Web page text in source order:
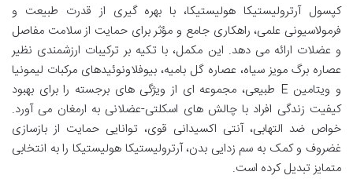
کپسول آرترولیستیکا هولیستیکا، با بهره گیری از قدرت طبیعت و
فرمولاسیونی علمی، راهکاری جامع و مؤثر برای حمایت از سلامت مفاصل
و عضلات ارائه می دهد. این مکمل، با تکیه بر ترکیبات ارزشمندی نظیر
عصاره برگ مویز سیاه، عصاره گل بامیه، بیوفلاونوئیدهای مرکبات لیمونیا
و ویتامین E طبیعی، مجموعه ای از ویژگی های برجسته را برای بهبود
کیفیت زندگی افراد با چالش های اسکلتی-عضلانی به ارمغان می آورد.
خواص ضد التهابی، آنتی اکسیدانی قوی، توانایی حمایت از بازسازی
غضروف و کمک به سم زدایی بدن، آرترولیستیکا هولیستیکا را به انتخابی
متمایز تبدیل کرده است.